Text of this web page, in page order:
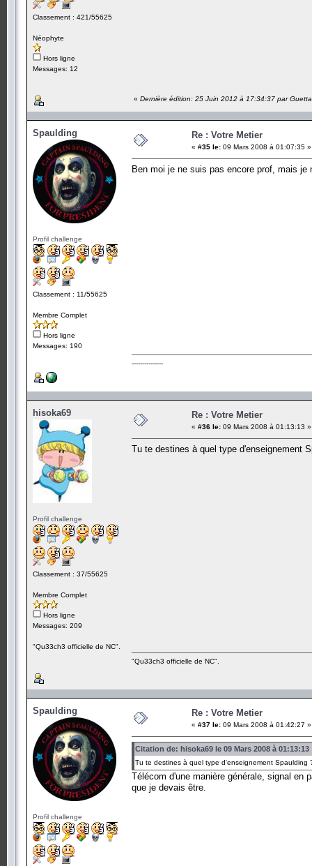
Classement : 421/55625
Néophyte
Hors ligne
Messages: 12
« Dernière édition: 25 Juin 2012 à 17:34:37 par Guetta
Spaulding
Profil challenge
Classement : 11/55625
Membre Complet
Hors ligne
Messages: 190
Re : Votre Metier
« #35 le: 09 Mars 2008 à 01:07:35 »
Ben moi je ne suis pas encore prof, mais
---------------
hisoka69
Profil challenge
Classement : 37/55625
Membre Complet
Hors ligne
Messages: 209
"Qu33ch3 officielle de NC".
Re : Votre Metier
« #36 le: 09 Mars 2008 à 01:13:13 »
Tu te destines à quel type d'enseignement
"Qu33ch3 officielle de NC".
Spaulding
Profil challenge
Re : Votre Metier
« #37 le: 09 Mars 2008 à 01:42:27 »
Citation de: hisoka69 le 09 Mars 2008 à 01:13:13
Tu te destines à quel type d'enseignement Spaulding
Télécom d'une manière générale, signal en
que je devais être.